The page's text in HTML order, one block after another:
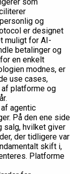
og
er designet
muligt for AI-
betalinger og
en enkelt
modnes, er
use cases,
platforme og
agentic
På den ene side
salg, hvilket giver
der tidligere var
skift i,
Platforme